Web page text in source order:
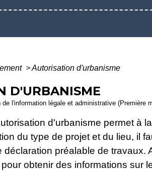
>Autorisation d'urbanisme
D'URBANISME
l'information légale et administrative (Première
d'urbanisme permet à
du type de projet et du lieu, il
déclaration préalable de
obtenir des informations sur